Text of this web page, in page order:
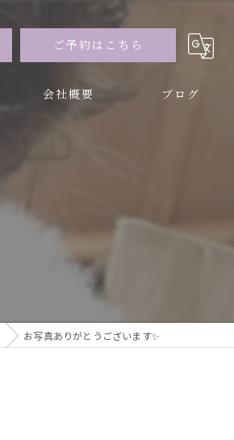
ご予約はこちら
会社概要 ブログ
お写真ありがとうございます✨️